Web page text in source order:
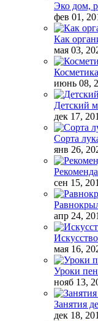
Эко дом,
фев 01,
Как
мая 03,
июнь 08,
Детский
дек 17,
Сорта
янв 26,
сен 15,
апр 24,
мая 16,
Уроки
нояб 13,
Занятия
дек 18,